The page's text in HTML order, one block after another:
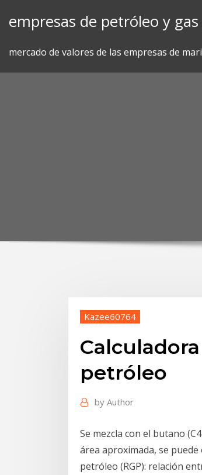
empresas de petróleo y
mercado de valores de las empresas de
Kazee60764
petróleo
by Author
Se mezcla con el butano
área aproximada, se
petróleo (RGP): relación